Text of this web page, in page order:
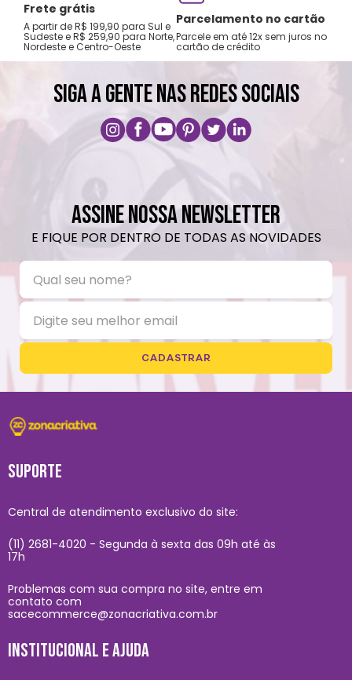
Frete grátis
A partir de R$ 199,90 para Sul e
Sudeste e R$ 259,90 para Norte,
Nordeste e Centro-Oeste
Parcelamento no cartão
Parcele em até 12x sem juros no
cartão de crédito
SIGA A GENTE NAS REDES SOCIAIS
ASSINE NOSSA NEWSLETTER
E FIQUE POR DENTRO DE TODAS AS NOVIDADES
CADASTRAR
SUPORTE
Central de atendimento exclusivo do site:
(11) 2681-4020 - Segunda à sexta das 09h até às
17h
Problemas com sua compra no site, entre em
contato com
sacecommerce@zonacriativa.com.br
INSTITUCIONAL E AJUDA